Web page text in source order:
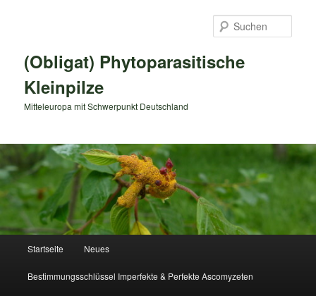
(Obligat) Phytoparasitische
Kleinpilze
Mitteleuropa mit Schwerpunkt Deutschland
Startseite Neues
Bestimmungsschlüssel Imperfekte & Perfekte Ascomyzeten